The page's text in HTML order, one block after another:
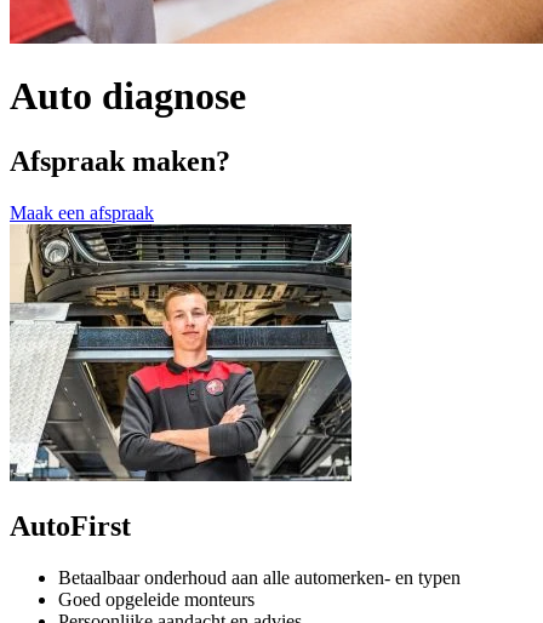
Auto diagnose
Afspraak maken?
Maak een afspraak
AutoFirst
Betaalbaar onderhoud aan alle automerken- en typen
Goed opgeleide monteurs